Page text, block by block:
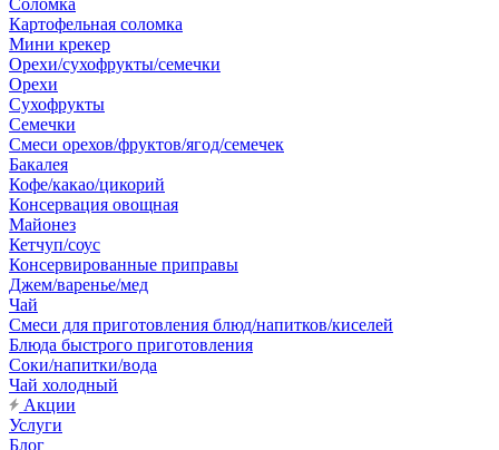
Соломка
Картофельная соломка
Мини крекер
Орехи/сухофрукты/семечки
Орехи
Сухофрукты
Семечки
Смеси орехов/фруктов/ягод/семечек
Бакалея
Кофе/какао/цикорий
Консервация овощная
Майонез
Кетчуп/соус
Консервированные приправы
Джем/варенье/мед
Чай
Смеси для приготовления блюд/напитков/киселей
Блюда быстрого приготовления
Соки/напитки/вода
Чай холодный
Акции
Услуги
Блог